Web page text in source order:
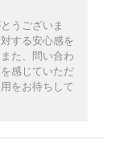
うございま
する安心感を
た、問い合わ
感じていただ
をお待ちして